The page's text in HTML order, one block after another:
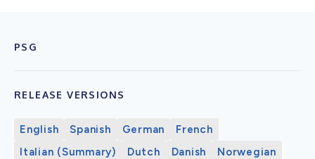
PSG
RELEASE VERSIONS
English Spanish German
French
Italian (Summary)
Dutch Danish
Norwegian